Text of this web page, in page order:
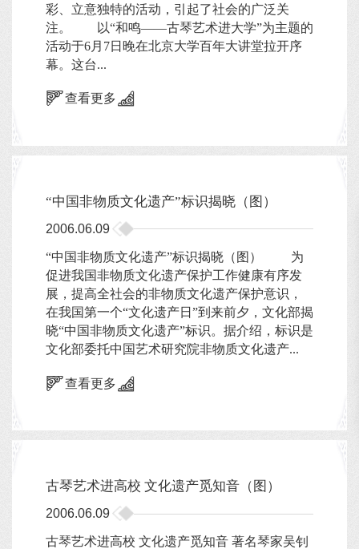
彩、立意独特的活动，引起了社会的广泛关
注。 以“和鸣――古琴艺术进大学”为主题的
活动于6月7日晚在北京大学百年大讲堂拉开序
幕。这台...
查看更多
“中国非物质文化遗产”标识揭晓（图）
2006.06.09
“中国非物质文化遗产”标识揭晓（图） 为
促进我国非物质文化遗产保护工作健康有序发
展，提高全社会的非物质文化遗产保护意识，
在我国第一个“文化遗产日”到来前夕，文化部揭
晓“中国非物质文化遗产”标识。据介绍，标识是
文化部委托中国艺术研究院非物质文化遗产...
查看更多
古琴艺术进高校 文化遗产觅知音（图）
2006.06.09
古琴艺术进高校 文化遗产觅知音 著名琴家吴钊